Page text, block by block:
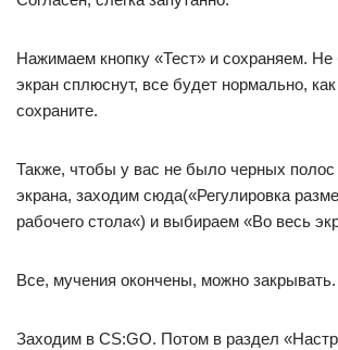
Нажимаем кнопку «Тест» и сохраняем. Не
экран сплюснут, все будет нормально,
сохраните.
Также, чтобы у вас не было черных полос
экрана, заходим сюда(«Регулировка
рабочего стола«) и выбираем «Во весь
Все, мучения окончены, можно закрывать.
Заходим в CS:GO. Потом в раздел